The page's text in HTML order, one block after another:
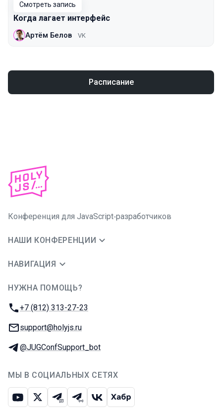
Смотреть запись
Когда лагает интерфейс
Артём Белов VK
Расписание
Конференция для JavaScript‑разработчиков
НАШИ КОНФЕРЕНЦИИ
НАВИГАЦИЯ
НУЖНА ПОМОЩЬ?
Телефон:
+7 (812) 313-27-23
E-mail:
support@holyjs.ru
Телеграм:
@JUGConfSupport_bot
МЫ В СОЦИАЛЬНЫХ СЕТЯХ
ЮтубИкс Телеграм-чат
Телеграм-канал
ВКонтакте
Хабр